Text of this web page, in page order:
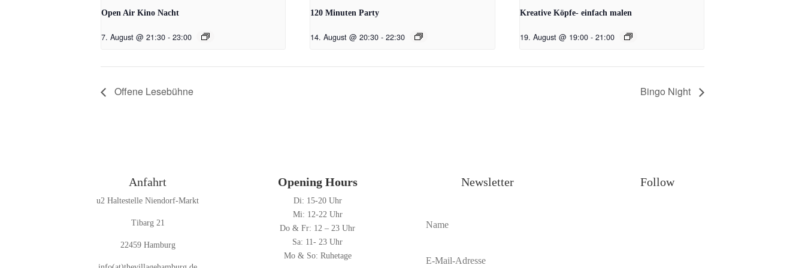
Open Air Kino Nacht
7. August @ 21:30 - 23:00
120 Minuten Party
14. August @ 20:30 - 22:30
Kreative Köpfe- einfach malen
19. August @ 19:00 - 21:00
Offene Lesebühne Bingo Night
Anfahrt
u2 Haltestelle Niendorf-Markt
Tibarg 21
22459 Hamburg
Opening Hours
Di: 15-20 Uhr
Mi: 12-22 Uhr
Do & Fr: 12 – 23 Uhr
Sa: 11- 23 Uhr
Mo & So: Ruhetage
Newsletter Follow